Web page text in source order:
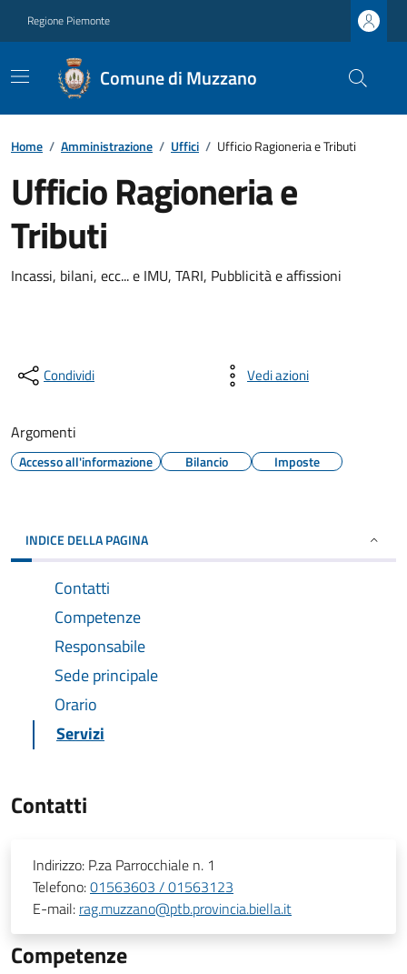
Regione Piemonte
Comune di Muzzano
Home / Amministrazione / Uffici / Ufficio Ragioneria e Tributi
Ufficio Ragioneria e
Tributi
Incassi, bilani, ecc... e IMU, TARI, Pubblicità e affissioni
Condividi Vedi azioni
Argomenti
Accesso all'informazione Bilancio Imposte
INDICE DELLA PAGINA
Contatti
Competenze
Responsabile
Sede principale
Orario
Servizi
Contatti
Indirizzo: P.za Parrocchiale n. 1
Telefono:01563603 / 01563123
E-mail: rag.muzzano@ptb.provincia.biella.it
Competenze